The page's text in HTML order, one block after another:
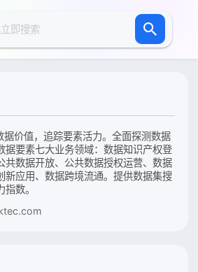
据价值，追踪要素活力。全面探测数据
据要素七大业务领域：数据知识产权登
共数据开放、公共数据授权运营、数据
新应用、数据跨境流通。提供数据集搜
数。